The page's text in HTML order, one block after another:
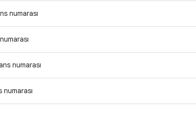
numarası
numarası
numarası